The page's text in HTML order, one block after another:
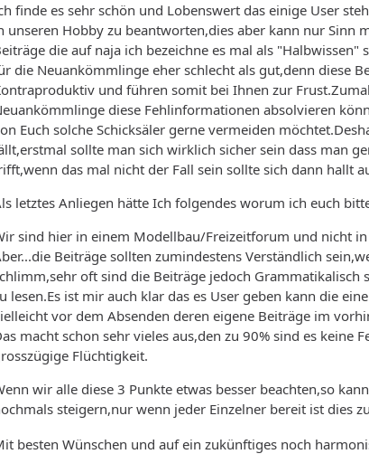
finde es sehr schön und Lobenswert das einige User
unseren Hobby zu beantworten,dies aber kann nur Sinn
die auf naja ich bezeichne es mal als
die Neuankömmlinge eher schlecht als gut,denn diese
und führen somit bei Ihnen zur
diese Fehlinformationen absolvieren
Euch solche Schicksäler gerne vermeiden
sollte man sich wirklich sicher sein dass man
das mal nicht der Fall sein sollte sich dann hallt
letztes Anliegen hätte Ich folgendes worum ich euch
sind hier in einem Modellbau/Freizeitforum und nicht
Beiträge sollten zumindestens Verständlich
oft sind die Beiträge jedoch
lesen.Es ist mir auch klar das es User geben kann die
vor dem Absenden deren eigene Beiträge im
macht schon sehr vieles aus,den zu 90% sind es
Flüchtigkeit.
wir alle diese 3 Punkte etwas besser beachten,so
steigern,nur wenn jeder Einzelner bereit ist dies
besten Wünschen und auf ein zukünftiges noch